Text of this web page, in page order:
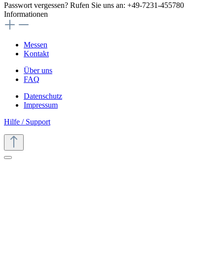
Passwort vergessen? Rufen Sie uns an: +49-7231-455780
Informationen
Messen
Kontakt
Über uns
FAQ
Datenschutz
Impressum
Hilfe / Support